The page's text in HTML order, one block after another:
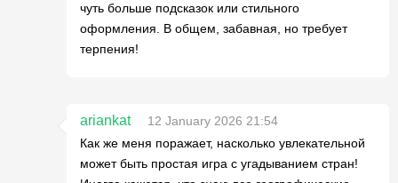
чуть больше подсказок или стильного
оформления. В общем, забавная, но требует
терпения!
ariankat
12 January 2026 21:54
Как же меня поражает, насколько увлекательной
может быть простая игра с угадыванием стран!